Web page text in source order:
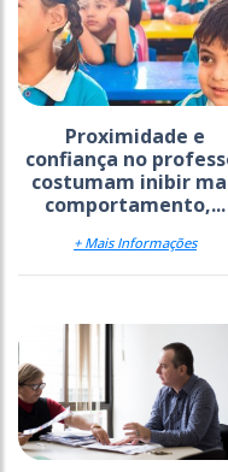
Proximidade e
confiança no
costumam inibir
comportamento,...
+ Mais Informações